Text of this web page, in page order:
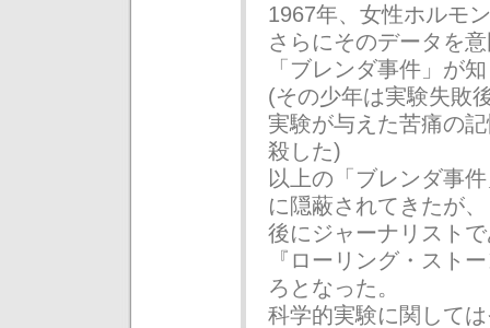
1967年、女性ホルモ
さらにそのデータを
「ブレンダ事件」が
(その少年は実験失敗
実験が与えた苦痛の
殺した)
以上の「ブレンダ事
に隠蔽されてきたが、
後にジャーナリスト
『ローリング・スト
ろとなった。
科学的実験に関して